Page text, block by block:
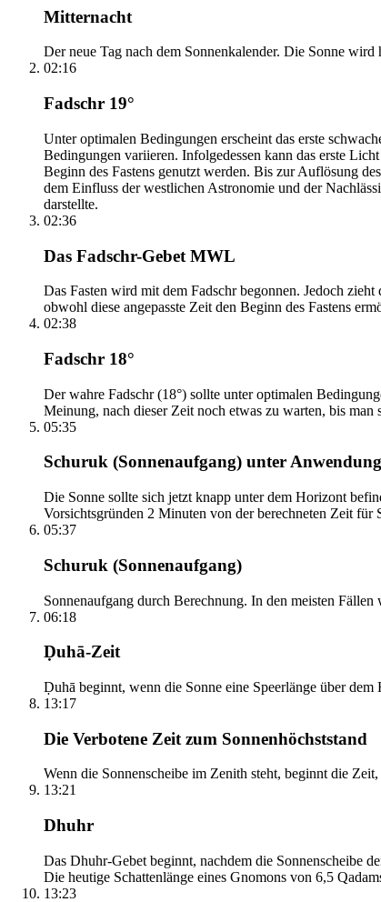
Mitternacht
Der neue Tag nach dem Sonnenkalender. Die Sonne
02:16
Fadschr 19°
Unter optimalen Bedingungen erscheint das erste
Bedingungen variieren. Infolgedessen kann das erste
Beginn des Fastens genutzt werden. Bis zur Auflösung
dem Einfluss der westlichen Astronomie und der
darstellte.
02:36
Das Fadschr-Gebet MWL
Das Fasten wird mit dem Fadschr begonnen. Jedoch
obwohl diese angepasste Zeit den Beginn des Fastens
02:38
Fadschr 18°
Der wahre Fadschr (18°) sollte unter optimalen
Meinung, nach dieser Zeit noch etwas zu warten, bis man
05:35
Schuruk (Sonnenaufgang) unter
Die Sonne sollte sich jetzt knapp unter dem Horizont
Vorsichtsgründen 2 Minuten von der berechneten Zeit für
05:37
Schuruk (Sonnenaufgang)
Sonnenaufgang durch Berechnung. In den meisten Fällen
06:18
Ḍuhā-Zeit
Ḍuhā beginnt, wenn die Sonne eine Speerlänge über
13:17
Die Verbotene Zeit zum Sonnenhöchststand
Wenn die Sonnenscheibe im Zenith steht, beginnt die
13:21
Dhuhr
Das Dhuhr-Gebet beginnt, nachdem die Sonnenscheibe
Die heutige Schattenlänge eines Gnomons von 6,5
13:23